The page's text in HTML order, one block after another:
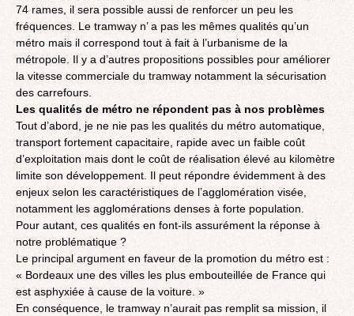
74 rames, il sera possible aussi de renforcer un peu les
fréquences. Le tramway n’ a pas les mêmes qualités qu’un
métro mais il correspond tout à fait à l’urbanisme de la
métropole. Il y a d’autres propositions possibles pour améliorer
la vitesse commerciale du tramway notamment la sécurisation
des carrefours.
Les qualités de métro ne répondent pas à nos problèmes
Tout d’abord, je ne nie pas les qualités du métro automatique,
transport fortement capacitaire, rapide avec un faible coût
d’exploitation mais dont le coût de réalisation élevé au kilomètre
limite son développement. Il peut répondre évidemment à des
enjeux selon les caractéristiques de l’agglomération visée,
notamment les agglomérations denses à forte population.
Pour autant, ces qualités en font-ils assurément la réponse à
notre problématique ?
Le principal argument en faveur de la promotion du métro est :
« Bordeaux une des villes les plus embouteillée de France qui
est asphyxiée à cause de la voiture. »
En conséquence, le tramway n’aurait pas remplit sa mission, il